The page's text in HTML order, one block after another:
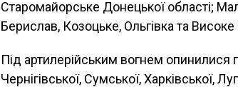
Старомайорське Донецької області;
Берислав, Козоцьке, Ольгівка та Високе
Під артилерійським вогнем опинилися
Чернігівської, Сумської, Харківської,